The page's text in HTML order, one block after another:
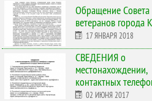
Обращение Совета
ветеранов города
17 ЯНВАРЯ 2018
СВЕДЕНИЯ о
местонахождении,
контактных
02 ИЮНЯ 2017